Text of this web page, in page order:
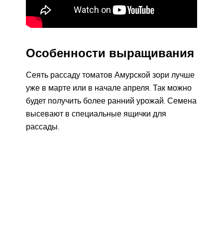
Особенности выращивания
Сеять рассаду томатов Амурской зори лучше
уже в марте или в начале апреля. Так можно
будет получить более ранний урожай. Семена
высевают в специальные ящички для
рассады.